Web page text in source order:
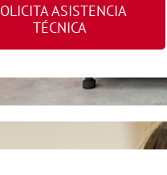
ASISTENCIA
TÉCNICA